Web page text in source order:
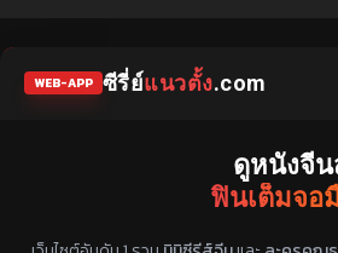
WEB-APP ซีรี่ย์แนวตั้ง.com
ดูหนังจี
ฟินเต็มจอ